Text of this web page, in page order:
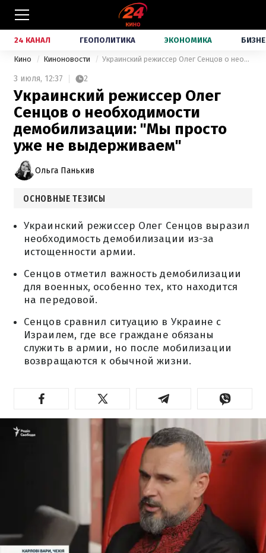
24 КАНАЛ ГЕОПОЛИТИКА ЭКОНОМИКА
Кино Киноновости Украинский режиссер Олег Сенцов о необходимости демобилизации: "Мы просто уже не выдерживаем"
3 июля, 12:37 2
Украинский режиссер Олег
Сенцов о необходимости
демобилизации: "Мы просто
уже не выдерживаем"
Ольга Панькив
ОСНОВНЫЕ ТЕЗИСЫ
Украинский режиссер Олег Сенцов выразил
необходимость демобилизации из-за
истощенности армии.
Сенцов отметил важность демобилизации
для военных, особенно тех, кто находится
на передовой.
Сенцов сравнил ситуацию в Украине с
Израилем, где все граждане обязаны
служить в армии, но после мобилизации
возвращаются к обычной жизни.